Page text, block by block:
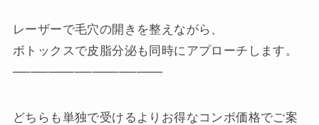
レーザーで毛穴の開きを整えながら、
ボトックスで皮脂分泌も同時にアプローチします。
─────────────────
どちらも単独で受けるよりお得なコンボ価格でご案